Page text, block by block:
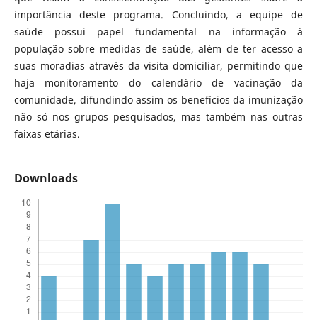
importância deste programa. Concluindo, a equipe de
saúde possui papel fundamental na informação à
população sobre medidas de saúde, além de ter acesso a
suas moradias através da visita domiciliar, permitindo que
haja monitoramento do calendário de vacinação da
comunidade, difundindo assim os benefícios da imunização
não só nos grupos pesquisados, mas também nas outras
faixas etárias.
Downloads